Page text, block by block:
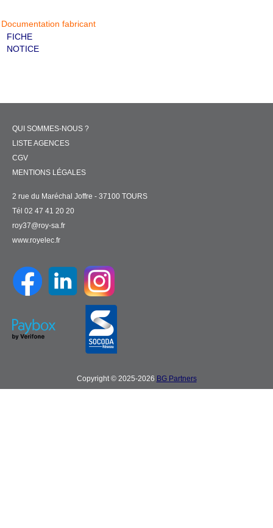
Documentation fabricant
FICHE
NOTICE
QUI SOMMES-NOUS ?
LISTE AGENCES
CGV
MENTIONS LÉGALES
2 rue du Maréchal Joffre - 37100 TOURS
Tél 02 47 41 20 20
roy37@roy-sa.fr
www.royelec.fr
Copyright © 2025-2026 BG Partners